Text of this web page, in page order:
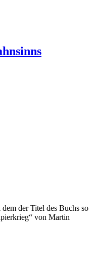
der Titel des Buchs so
von Martin